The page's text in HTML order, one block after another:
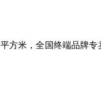
米，全国终端品牌专